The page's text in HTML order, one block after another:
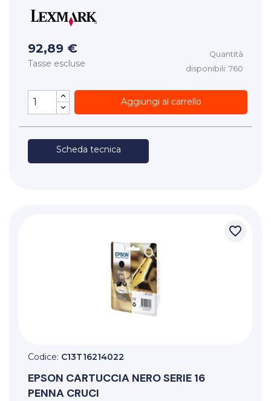
92,89 €
Tasse escluse
Quantità
disponibili: 760
Aggiungi al carrello
Scheda tecnica
favorite_border
Codice: C13T16214022
EPSON CARTUCCIA NERO SERIE 16
PENNA CRUCI